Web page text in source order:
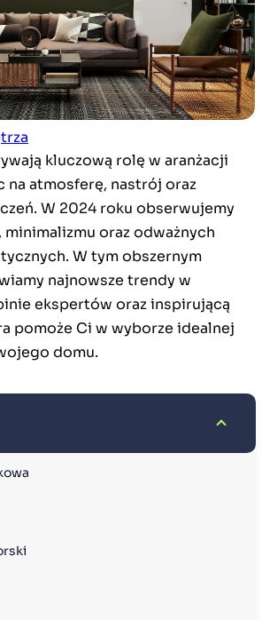
kluczową rolę w aranżacji
na atmosferę, nastrój oraz
W 2024 roku obserwujemy
oraz odważnych
W tym obszernym
najnowsze trendy w
ekspertów oraz inspirującą
pomoże Ci w wyborze idealnej
domu.